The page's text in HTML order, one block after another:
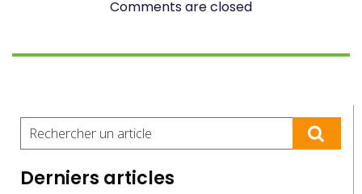
Derniers articles
Comments are closed